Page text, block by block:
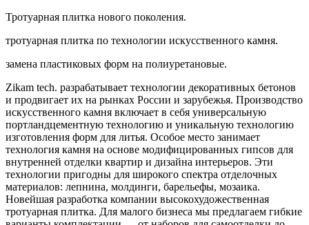
Тротуарная плитка нового поколения.
тротуарная плитка по технологии искусственного камня.
замена пластиковых форм на полиуретановые.
Zikam tech. разрабатывает технологии декоративных бетонов
и продвигает их на рынках России и зарубежья. Производство
искусственного камня включает в себя универсальную
портландцементную технологию и уникальную технологию
изготовления форм для литья. Особое место занимает
технология камня на основе модифицированных гипсов для
внутренней отделки квартир и дизайна интерьеров. Эти
технологии пригодны для широкого спектра отделочных
материалов: лепнина, молдинги, барельефы, мозаика.
Новейшая разработка компании высокохудожественная
тротуарная плитка. Для малого бизнеса мы предлагаем гибкие